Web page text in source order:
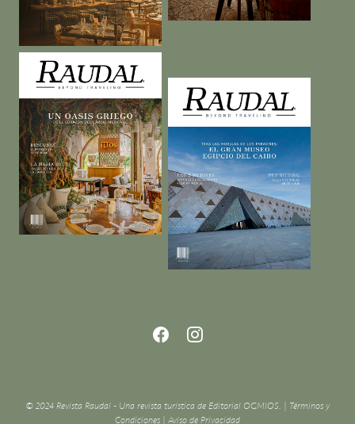
© 2024 Revista Raudal - Una revista turística de Editorial OGMIOS. | Términos y
Condiciones
Aviso de Privacidad